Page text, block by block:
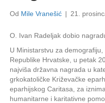
Od Mile Vranešić | 21.
O. Ivan Radeljak dobio
U Ministarstvu za
Republike Hrvatske, u petak
najviša državna nagrada u
grkokatoličke Križevačke
eparhijskog Caritasa, za
humanitarne i karitativne